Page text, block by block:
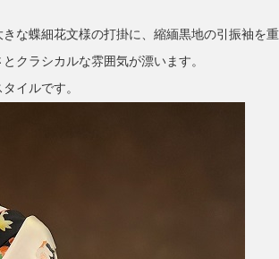
な蝶細花文様の打掛に、縮緬黒地の引振袖を重
クラシカルな雰囲気が漂います。
イルです。